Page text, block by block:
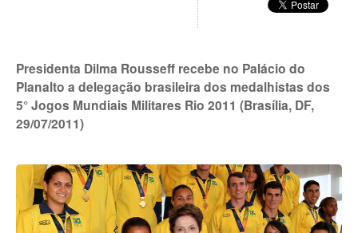
Presidenta Dilma Rousseff recebe no Palácio do
Planalto a delegação brasileira dos medalhistas dos
5° Jogos Mundiais Militares Rio 2011 (Brasília, DF,
29/07/2011)